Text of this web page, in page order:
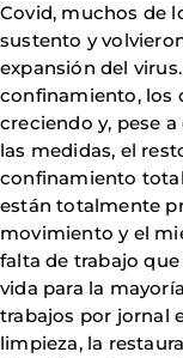
Covid, muchos de
sustento y
expansión del
confinamiento, los
creciendo y, pese
las medidas, el
confinamiento
están totalmente
movimiento y el
falta de trabajo
vida para la
trabajos por jornal
limpieza, la